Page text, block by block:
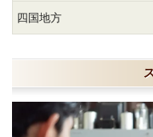
四国地方